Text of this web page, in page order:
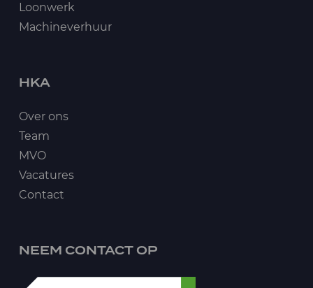
Loonwerk
Machineverhuur
HKA
Over ons
Team
MVO
Vacatures
Contact
NEEM CONTACT OP